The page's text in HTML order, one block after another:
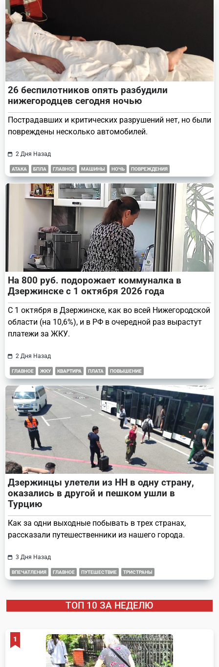
26 беспилотников опять разбудили
нижегородцев сегодня ночью
Пострадавших и критических разрушений нет, но были
повреждены несколько автомобилей.
2 Дня Назад
АТАКА БПЛА ГЛАВНОЕ МАШИНЫ НОЧЬ ПОВРЕЖДЕНИЯ
На 800 руб. подорожает коммуналка в
Дзержинске с 1 октября 2026 года
С 1 октября в Дзержинске, как во всей Нижегородской
области (на 10,6%), и в РФ в очередной раз вырастут
платежи за ЖКУ.
2 Дня Назад
ГЛАВНОЕ ЖКУ КВАРТИРА ПЛАТА ПОВЫШЕНИЕ
Дзержинцы улетели из НН в одну страну,
оказались в другой и пешком ушли в
Турцию
Как за одни выходные побывать в трех странах,
рассказали путешественники из нашего города.
3 Дня Назад
ВПЕЧАТЛЕНИЯ ГЛАВНОЕ ПУТЕШЕСТВИЕ ТРИСТРАНЫ
ТОП 10 ЗА НЕДЕЛЮ